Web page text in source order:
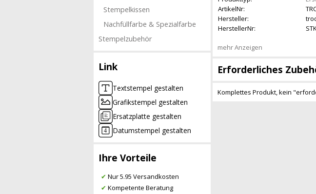
Stempelkissen
Nachfüllfarbe & Spezialfarbe
Stempelzubehör
Link
Textstempel gestalten
Grafikstempel gestalten
Ersatzplatte gestalten
Datumstempel gestalten
Ihre Vorteile
✔ Nur 5.95 Versandkosten
✔ Kompetente Beratung
ArtikelNr:
Hersteller:
HerstellerNr:
mehr Anzeigen
Erforderliches
Komplettes Produkt, kein